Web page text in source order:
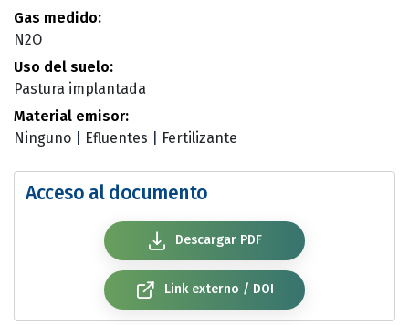
Gas medido:
N2O
Uso del suelo:
Pastura implantada
Material emisor:
Ninguno
Efluentes Fertilizante
Acceso al documento
Descargar PDF
Link externo / DOI